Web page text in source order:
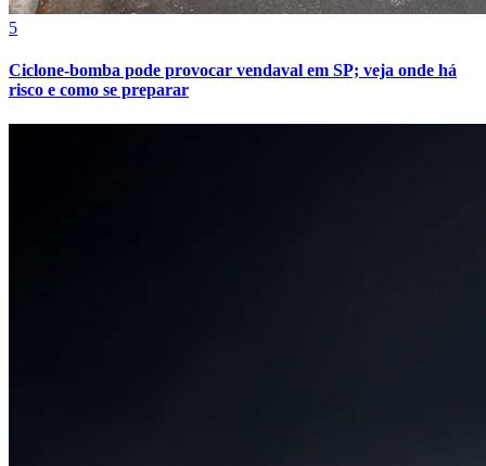
5
Ciclone-bomba pode provocar vendaval em SP; veja onde há
risco e como se preparar